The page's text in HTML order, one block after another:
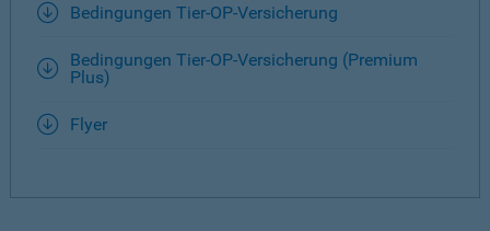
Bedingungen Tier-OP-Versicherung
Bedingungen Tier-OP-Versicherung (Premium
Plus)
Flyer